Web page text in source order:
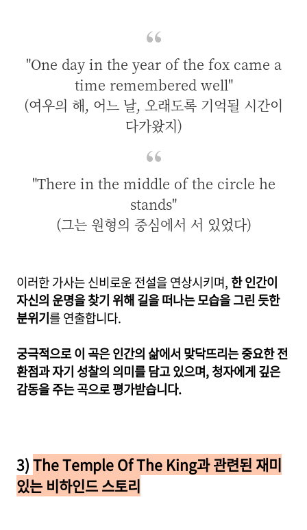
"One day in the year of the fox came a
time remembered well"
(여우의 해, 어느 날, 오래도록 기억될 시간이
다가왔지)
"There in the middle of the circle he
stands"
(그는 원형의 중심에서 서 있었다)
이러한 가사는 신비로운 전설을 연상시키며, 한 인간이
자신의 운명을 찾기 위해 길을 떠나는 모습을 그린 듯한
분위기를 연출합니다.
궁극적으로 이 곡은 인간의 삶에서 맞닥뜨리는 중요한 전
환점과 자기 성찰의 의미를 담고 있으며, 청자에게 깊은
감동을 주는 곡으로 평가받습니다.
3)The Temple Of The King과 관련된 재미
있는 비하인드 스토리